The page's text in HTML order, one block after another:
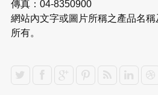
傳真：04-8350900
網站內文字或圖片所稱之產品名稱
所有。